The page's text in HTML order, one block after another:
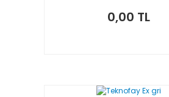
0,00 TL